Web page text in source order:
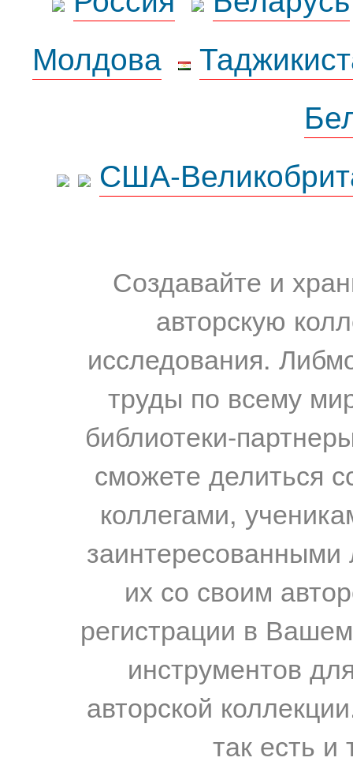
Молдова
США-
Создавайте и
авторскую
исследования.
труды по всему
библиотеки-
сможете делиться
коллегами,
их со своим
регистрации в
инструментов
авторской
так есть и